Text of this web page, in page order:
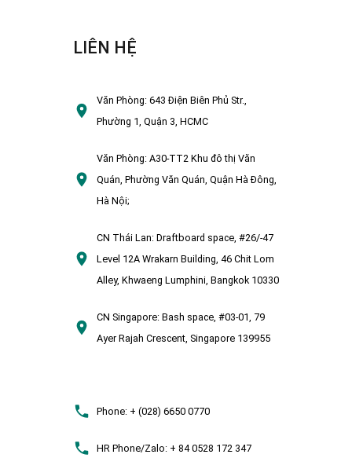
LIÊN HỆ
Văn Phòng:643 Điện Biên Phủ Str.,
Phường 1, Quận 3, HCMC
Văn Phòng:A30-TT2 Khu đô thị Văn
Quán, Phường Văn Quán, Quận Hà Đông,
Hà Nội;
CN Thái Lan: Draftboard space, #26/-47
Level 12A Wrakarn Building, 46 Chit Lom
Alley, Khwaeng Lumphini, Bangkok 10330
CN Singapore: Bash space, #03-01, 79
Ayer Rajah Crescent, Singapore 139955
Phone:+ (028) 6650 0770
HR Phone/Zalo:+ 84 0528 172 347